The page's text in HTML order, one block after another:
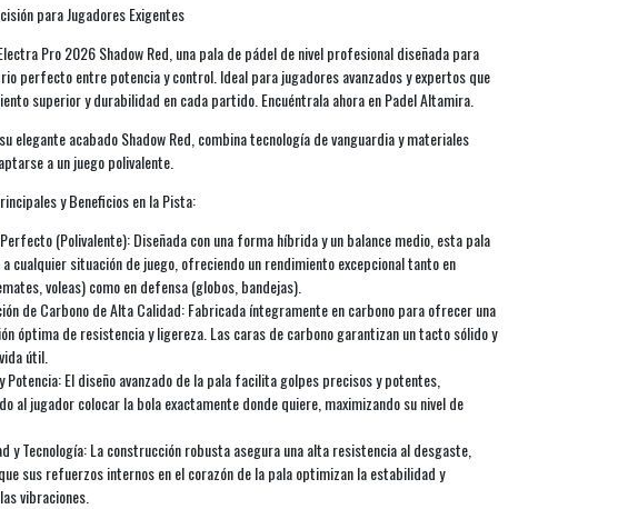
para Jugadores Exigentes
Pro 2026 Shadow Red, una pala de pádel de nivel profesional diseñada para
perfecto entre potencia y control. Ideal para jugadores avanzados y expertos que
superior y durabilidad en cada partido. Encuéntrala ahora en Padel Altamira.
elegante acabado Shadow Red, combina tecnología de vanguardia y materiales
a un juego polivalente.
y Beneficios en la Pista:
(Polivalente): Diseñada con una forma híbrida y un balance medio, esta pala
cualquier situación de juego, ofreciendo un rendimiento excepcional tanto en
voleas) como en defensa (globos, bandejas).
de Carbono de Alta Calidad: Fabricada íntegramente en carbono para ofrecer una
óptima de resistencia y ligereza. Las caras de carbono garantizan un tacto sólido y
útil.
Potencia: El diseño avanzado de la pala facilita golpes precisos y potentes,
al jugador colocar la bola exactamente donde quiere, maximizando su nivel de
y Tecnología: La construcción robusta asegura una alta resistencia al desgaste,
sus refuerzos internos en el corazón de la pala optimizan la estabilidad y
vibraciones.